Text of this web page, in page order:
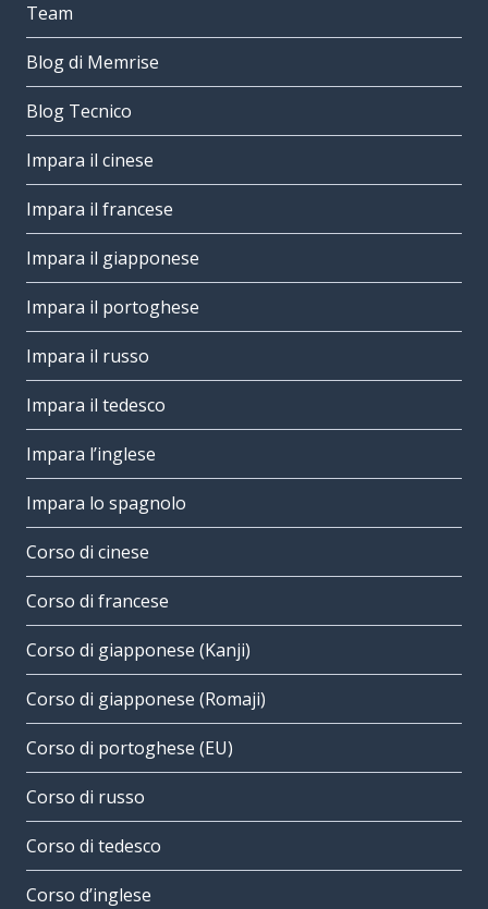
Team
Blog di Memrise
Blog Tecnico
Impara il cinese
Impara il francese
Impara il giapponese
Impara il portoghese
Impara il russo
Impara il tedesco
Impara l’inglese
Impara lo spagnolo
Corso di cinese
Corso di francese
Corso di giapponese (Kanji)
Corso di giapponese (Romaji)
Corso di portoghese (EU)
Corso di russo
Corso di tedesco
Corso d’inglese